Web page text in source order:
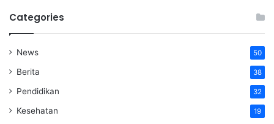
Categories
News 50
Berita 38
Pendidikan 32
Kesehatan 19